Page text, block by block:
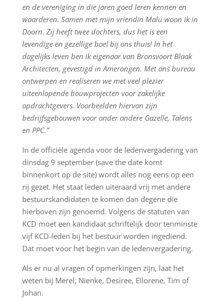
en de vereniging in die jaren goed leren kennen en
waarderen. Samen met mijn vriendin Malu woon ik in
Doorn. Zij heeft twee dochters, dus het is een
levendige en gezellige boel bij ons thuis! In het
dagelijks leven ben ik eigenaar van Bronsvoort Blaak
Architecten, gevestigd inAmerongen. Met ons bureau
ontwerpen en realiseren we met veel plezier
uiteenlopende bouwprojecten voor zakelijke
opdrachtgevers. Voorbeelden hiervan zijn
bedrijfsgebouwen voor onder andere Gazelle, Talens
en PPC.”
In de officiële agenda voor de ledenvergadering van
dinsdag 9 september (save the date komt
binnenkort op de site) wordt alles nog eens op een
rij gezet. Het staat leden uiteraard vrij met andere
bestuurskandidaten te komen dan degene die
hierboven zijn genoemd. Volgens de statuten van
KCD moet een kandidaat schriftelijk door tenminste
vijf KCD-leden bij het bestuur worden ingediend.
Dat moet voor het begin van de ledenvergadering.
Als er nu al vragen of opmerkingen zijn, laat het
weten bij Merel, Nienke, Desiree, Ellorene, Tim of
Johan.